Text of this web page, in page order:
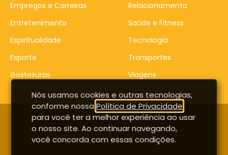
Empregos e Carreiras
Entretenimento
Espiritualidade
Esporte
Gostosuras
Relacionamento
Saúde e Fitness
Tecnologia
Transportes
Viagens
Contato
Entrar
Privacidade
Termos de uso
Nós usamos cookies e outras tecnologias,
conforme nossaPolítica de Privacidade
para você ter a melhor experiência ao usar
o nosso site. Ao continuar navegando,
você concorda com essas condições.